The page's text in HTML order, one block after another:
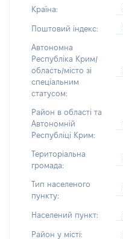
Країна:
Поштовий індекс:
Автономна
Республіка Крим/
область/місто зі
спеціальним
статусом:
Район в області та
Автономній
Республіці Крим:
Територіальна
громада:
Тип населеного
пункту:
Населений пункт:
Район у місті: